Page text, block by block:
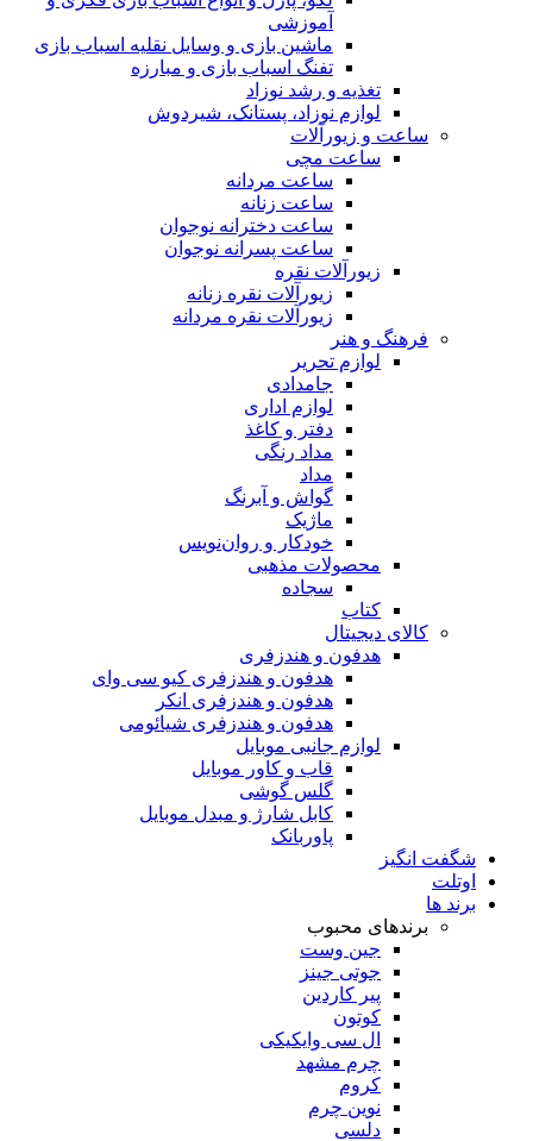
آموزشی
ماشین بازی و وسایل نقلیه اسباب بازی
تفنگ اسباب بازی و مبارزه
تغذیه و رشد نوزاد
لوازم نوزاد، پستانک، شیردوش
ساعت و زیور‌آلات
ساعت مچی
ساعت مردانه
ساعت زنانه
ساعت دخترانه نوجوان
ساعت پسرانه نوجوان
زیورآلات نقره
زیورآلات نقره زنانه
زیورآلات نقره مردانه
فرهنگ و هنر
لوازم تحریر
جامدادی
لوازم اداری
دفتر و کاغذ
مداد رنگی
مداد
گواش و آبرنگ
ماژیک
خودکار و روان‌نویس
محصولات مذهبی
سجاده
کتاب
کالای دیجیتال
هدفون و هندزفری
هدفون و هندزفری کیو سی وای
هدفون و هندزفری انکر
هدفون و هندزفری شیائومی
لوازم جانبی موبایل
قاب و کاور موبایل
گلس گوشی
کابل شارژ و مبدل موبایل
پاوربانک
شگفت انگیز
اوتلت
برند ها
برندهای محبوب
جین وست
جوتی جینز
پیر کاردین
کوتون
ال سی وایکیکی
چرم مشهد
کروم
نوین چرم
دلسی